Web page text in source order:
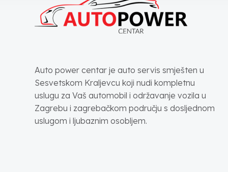
Auto power centar je auto servis smješten u
Sesvetskom Kraljevcu koji nudi kompletnu
uslugu za Vaš automobil i održavanje vozila u
Zagrebu i zagrebačkom području s dosljednom
uslugom i ljubaznim osobljem.